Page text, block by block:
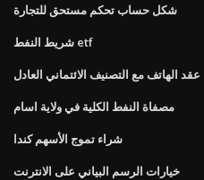
شكل حساب تحكم مستحق للتجارة
شريط النفط etf
عقد الهاتف مع التصنيف الائتماني العادل
مصفاة النفط الكلية في ولاية اسام
شراء تموج الأسهم كندا
خيارات الرسم البياني على الانترنت